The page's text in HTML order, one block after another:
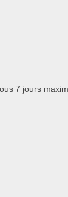
7 jours